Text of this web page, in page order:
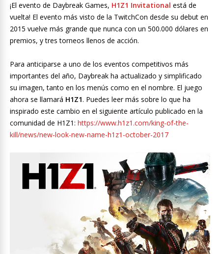
¡El evento de Daybreak Games, H1Z1 Invitational está de
vuelta! El evento más visto de la TwitchCon desde su debut en
2015 vuelve más grande que nunca con un 500.000 dólares en
premios, y tres torneos llenos de acción.
Para anticiparse a uno de los eventos competitivos más
importantes del año, Daybreak ha actualizado y simplificado
su imagen, tanto en los menús como en el nombre. El juego
ahora se llamará H1Z1. Puedes leer más sobre lo que ha
inspirado este cambio en el siguiente artículo publicado en la
comunidad de H1Z1: https://www.h1z1.com/king-of-the-
kill/news/new-look-new-name-h1z1-october-2017